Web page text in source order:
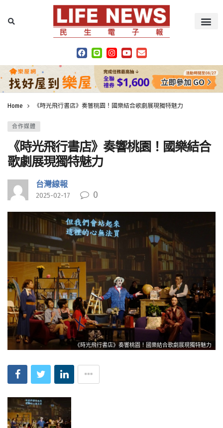
Home 《時光飛行書店》奏響桃園！國樂結合歌劇展現獨特魅力
合作媒體
《時光飛行書店》奏響桃園！國樂結合
歌劇展現獨特魅力
台灣線報
2025-02-17 0
《時光飛行書店》奏響桃園！國樂結合歌劇展現獨特魅力